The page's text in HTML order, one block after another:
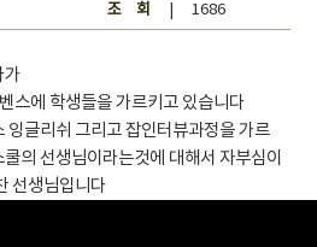
조 회 | 1686
가
스에 학생들을 가르키고 있습니다
잉글리쉬 그리고 잡인터뷰과정을 가르
의 선생님이라는것에 대해서 자부심이
선생님입니다